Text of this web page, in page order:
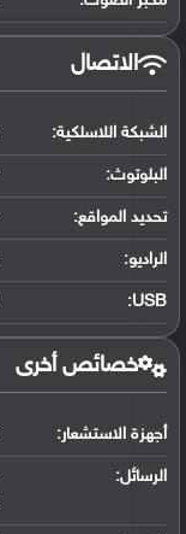
الاتصال
الشبكة اللاسلكية:
البلوتوث:
تحديد المواقع:
الراديو:
USB
:
خصائص أخرى
أجهزة الاستشعار:
الرسائل: